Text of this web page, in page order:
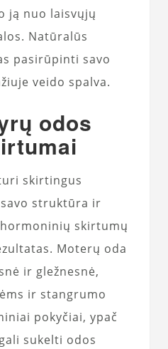
ją nuo laisvųjų
Natūralūs
pasirūpinti savo
veido spalva.
odos
skirtingus
struktūra ir
skirtumų
Moterų oda
ir gležnesnė,
ir stangrumo
pokyčiai, ypač
sukelti odos